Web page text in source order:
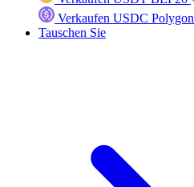
Verkaufen USDC Polygon
Tauschen Sie